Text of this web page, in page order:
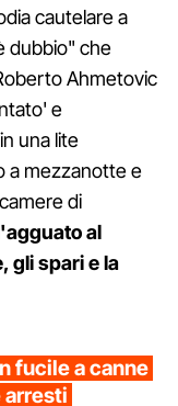
cautelare a
dubbio" che
Ahmetovic
e
una lite
a mezzanotte e
di
al
gli spari e la
fucile a canne
arresti